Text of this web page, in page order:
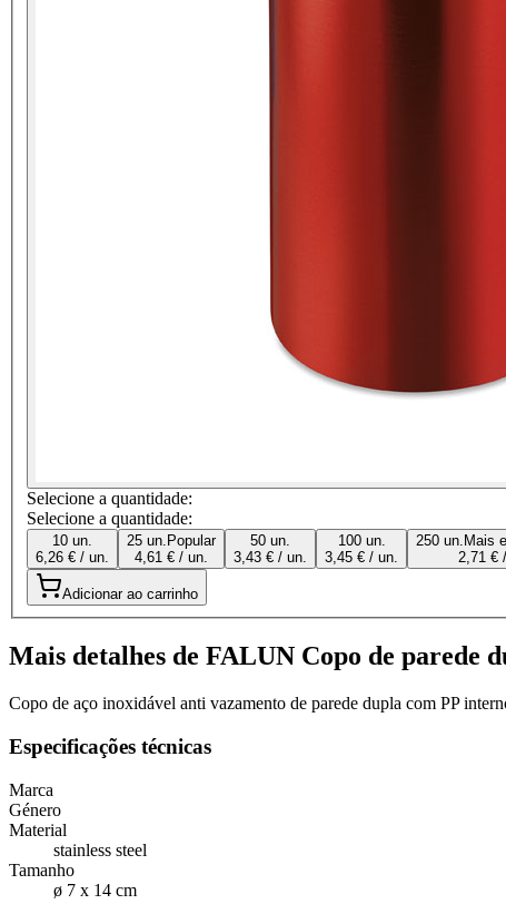
Selecione a quantidade:
Selecione a quantidade:
10 un.
6,26 € / un.
25 un. Popular
4,61 € / un.
50 un.
3,43 € / un.
100 un.
3,45 € / un.
250 un. Mais
2,71 €
Adicionar ao carrinho
Mais detalhes de FALUN Copo de parede
Copo de aço inoxidável anti vazamento de parede dupla com PP
Especificações técnicas
Marca
Género
Material
stainless steel
Tamanho
ø 7 x 14 cm